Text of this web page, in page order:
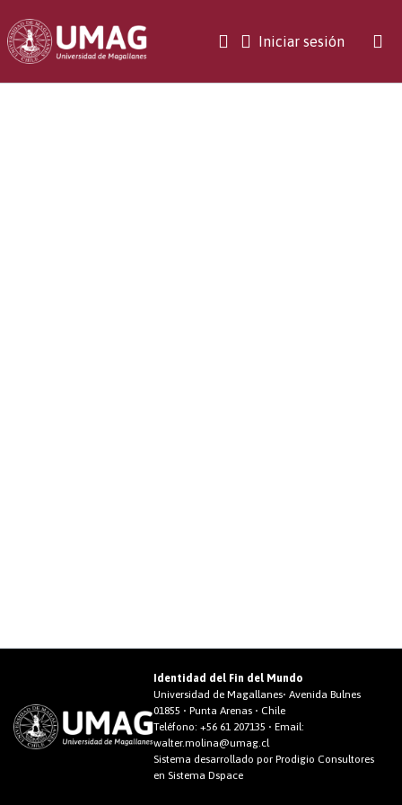
Iniciar sesión(current)
Identidad del Fin del Mundo
Universidad de Magallanes• Avenida Bulnes
01855 • Punta Arenas • Chile
Teléfono:+56 61 207135 • Email:
walter.molina@umag.cl
Sistema desarrollado por Prodigio Consultores
en Sistema Dspace